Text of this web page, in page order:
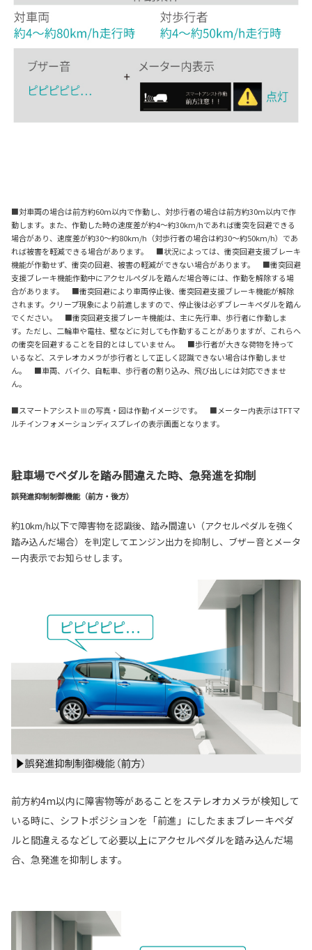
■対車両の場合は前方約60m以内で作動し、対歩行者の場合は前方約30m以内で作
動します。また、作動した時の速度差が約4～約30km/hであれば衝突を回避できる
場合があり、速度差が約30～約80km/h（対歩行者の場合は約30～約50km/h）であ
れば被害を軽減できる場合があります。 ■状況によっては、衝突回避支援ブレーキ
機能が作動せず、衝突の回避、被害の軽減ができない場合があります。 ■衝突回避
支援ブレーキ機能作動中にアクセルペダルを踏んだ場合等には、作動を解除する場
合があります。 ■衝突回避により車両停止後、衝突回避支援ブレーキ機能が解除
されます。クリープ現象により前進しますので、停止後は必ずブレーキペダルを踏ん
でください。 ■衝突回避支援ブレーキ機能は、主に先行車、歩行者に作動しま
す。ただし、二輪車や電柱、壁などに対しても作動することがありますが、これらへ
の衝突を回避することを目的とはしていません。 ■歩行者が大きな荷物を持って
いるなど、ステレオカメラが歩行者として正しく認識できない場合は作動しませ
ん。 ■車両、バイク、自転車、歩行者の割り込み、飛び出しには対応できませ
ん。
■スマートアシストⅢの写真・図は作動イメージです。 ■メーター内表示はTFTマ
ルチインフォメーションディスプレイの表示画面となります。
駐車場でペダルを踏み間違えた時、急発進を抑制
誤発進抑制制御機能（前方・後方）
約10km/h以下で障害物を認識後、踏み間違い（アクセルペダルを強く
踏み込んだ場合）を判定してエンジン出力を抑制し、ブザー音とメータ
ー内表示でお知らせします。
前方約4m以内に障害物等があることをステレオカメラが検知して
いる時に、シフトポジションを「前進」にしたままブレーキペダ
ルと間違えるなどして必要以上にアクセルペダルを踏み込んだ場
合、急発進を抑制します。